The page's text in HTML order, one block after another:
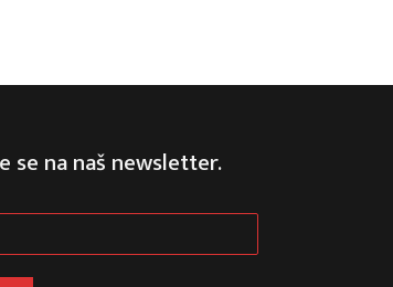
se na naš newsletter.